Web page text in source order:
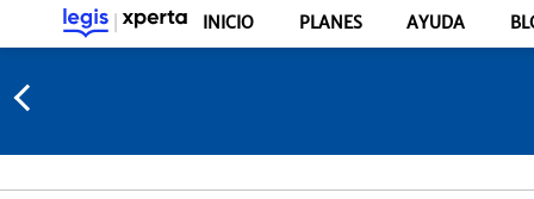
INICIO PLANES AYUDA